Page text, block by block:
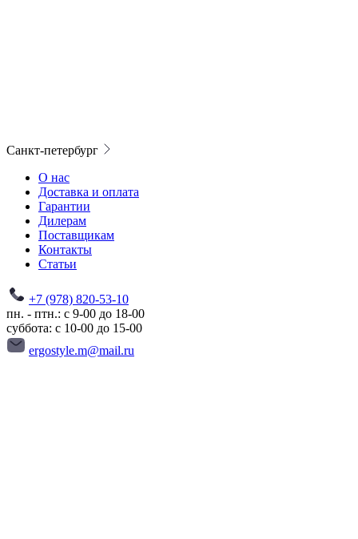
Санкт-петербург
О нас
Доставка и оплата
Гарантии
Дилерам
Поставщикам
Контакты
Статьи
+7 (978) 820-53-10
пн. - птн.: с 9-00 до 18-00
суббота: с 10-00 до 15-00
ergostyle.m@mail.ru